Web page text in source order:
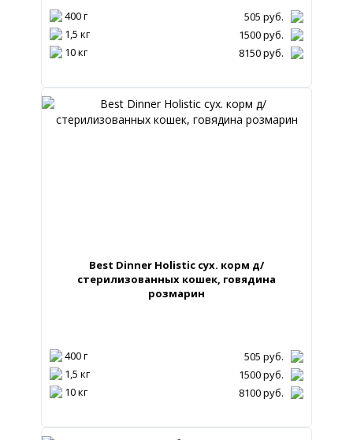
400 г 505 руб.
1,5 кг
1500руб.
10 кг
8150руб.
Best Dinner Holistic сух. корм д/
стерилизованных кошек, говядина
розмарин
400 г 505 руб.
1,5 кг
1500руб.
10 кг
8100руб.